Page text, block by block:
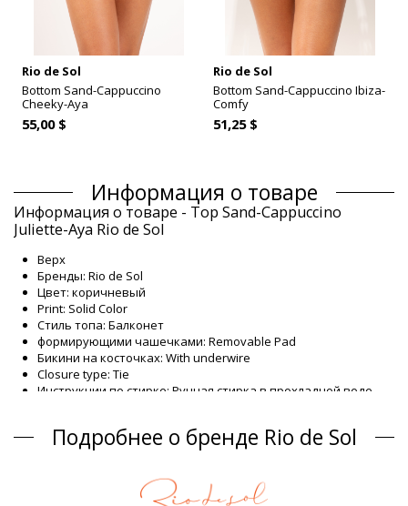
Rio de Sol
Bottom Sand-Cappuccino
Cheeky-Aya
55,00 $
Rio de Sol
Bottom Sand-Cappuccino Ibiza-
Comfy
51,25 $
Информация о товаре
Информация о товаре - Top Sand-Cappuccino
Juliette-Aya Rio de Sol
Верх
Бренды: Rio de Sol
Цвет: коричневый
Print: Solid Color
Стиль топа: Балконет
формирующими чашечками: Removable Pad
Бикини на косточках: With underwire
Closure type: Tie
Инструкции по стирке: Ручная стирка в прохладной воде,
Происхождение: Сделано в Бразилии
Состав
Подробнее о бренде Rio de Sol